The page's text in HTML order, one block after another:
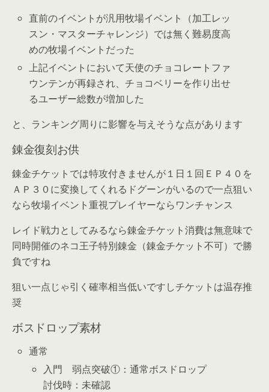
直前のイベントが汎用牧場イベント（加工レッ
スン・マスターチャレンジ）では無く難易度高
めの牧場イベントだった
上記イベントにおいて天使のチョコレートファ
ウンテンが再録され、チョコベリーを作り出せ
るユーザー総数が増加した
と、ランキング周りに影響を与えそうな点があります
錬金復刻お供
錬金チケットでは特攻付きませんが１日１回ＥＰ４０を
ＡＰ３０に変換してくれるドグーンがいるので一点狙い
なら牧場イベント重視プレイヤーならワンチャンス
レイド戦力としてみるなら錬金チケット消費は無意味で
同時開催のネコ王子特別錬金（錬金チケット不可）で勝
負ですね
狙い一点じゃ引く確率相当低いですしチケットは温存推
奨
ボスドロップ素材
通常
入門 弱点突破①：通常ボスドロップ
討伐時：未確認